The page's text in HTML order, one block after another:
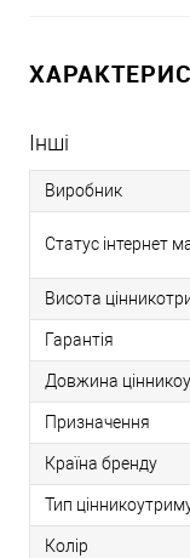
Інші
Виробник
Статус інтернет
Висота
Гарантія
Довжина
Призначення
Країна бренду
Тип
Колір